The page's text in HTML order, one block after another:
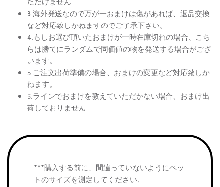
3.海外発送なので万が一おまけは傷があれば、返品交換
など対応致しかねますのでご了承下さい。
4.もしお選び頂いたおまけが一時在庫切れの場合、こち
らは勝てにランダムで同価値の物を発送する場合がござ
います。
5.ご注文出荷準備の場合、おまけの変更など対応致しか
ねます。
6.ラインでおまけを教えていただかない場合、おまけ出
荷しておりません
***購入する前に、間違っていないようにペッ
トのサイズを測定してください。